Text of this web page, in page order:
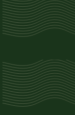
TỔNG QUAN